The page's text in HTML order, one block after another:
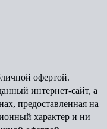
офертой.
интернет-сайт, а
предоставленная на
характер и ни